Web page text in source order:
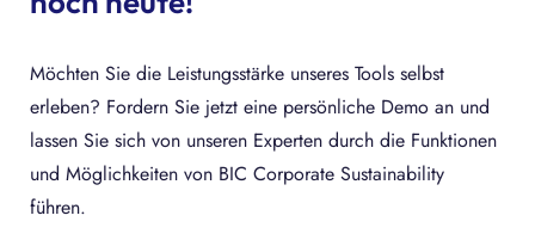
Möchten Sie die Leistungsstärke unseres Tools selbst
erleben? Fordern Sie jetzt eine persönliche Demo an und
lassen Sie sich von unseren Experten durch die Funktionen
und Möglichkeiten von BIC Corporate Sustainability
führen.